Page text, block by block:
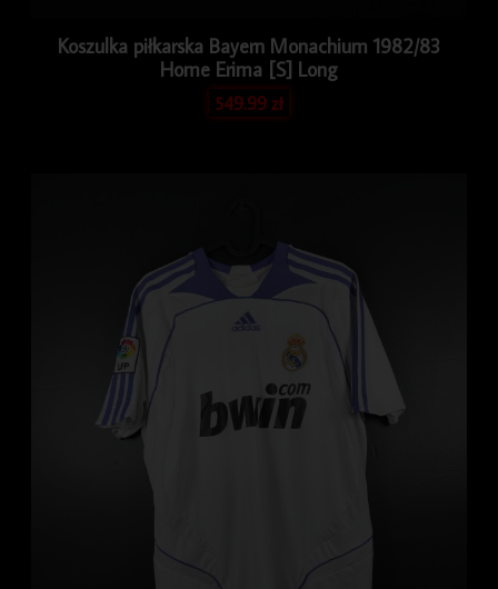
Koszulka piłkarska Bayern Monachium 1982/83
Home Erima [S] Long
549.99zł